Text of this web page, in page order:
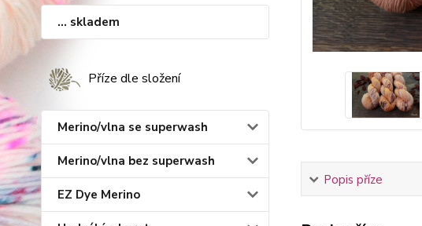
... skladem
Příze dle složení
Merino/vlna se superwash
Merino/vlna bez superwash
EZ Dye Merino
Popis příze